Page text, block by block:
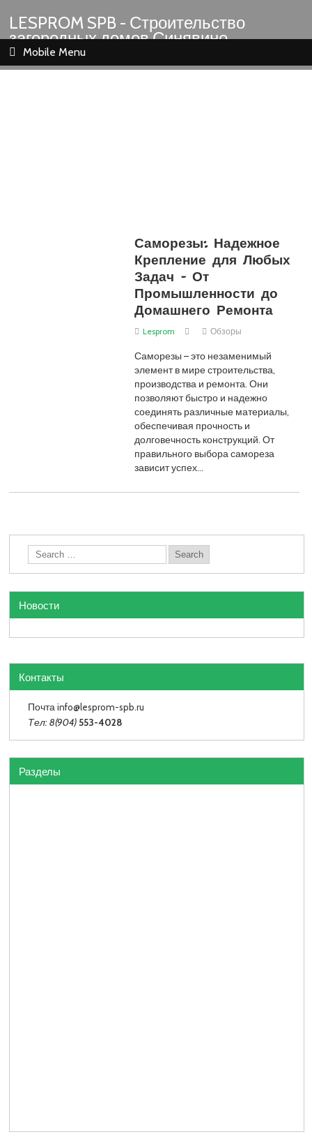
LESPROM SPB - Строительство
загородных домов Синявино
Шлиссельбург Кировск Назия
Mobile Menu
Саморезы: Надежное
Крепление для Любых
Задач – От
Промышленности до
Домашнего Ремонта
Lesprom Обзоры
Саморезы – это незаменимый
элемент в мире строительства,
производства и ремонта. Они
позволяют быстро и надежно
соединять различные материалы,
обеспечивая прочность и
долговечность конструкций. От
правильного выбора самореза
зависит успех…
Новости
Контакты
Почта info@lesprom-spb.ru
Тел: 8(904) 553-4028
Разделы